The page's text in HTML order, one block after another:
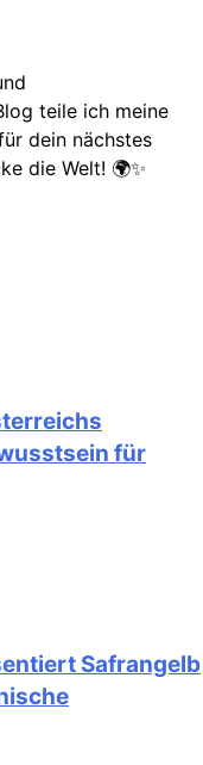
teile ich meine
dein nächstes
die Welt! 🌍✨
für
Safrangelb